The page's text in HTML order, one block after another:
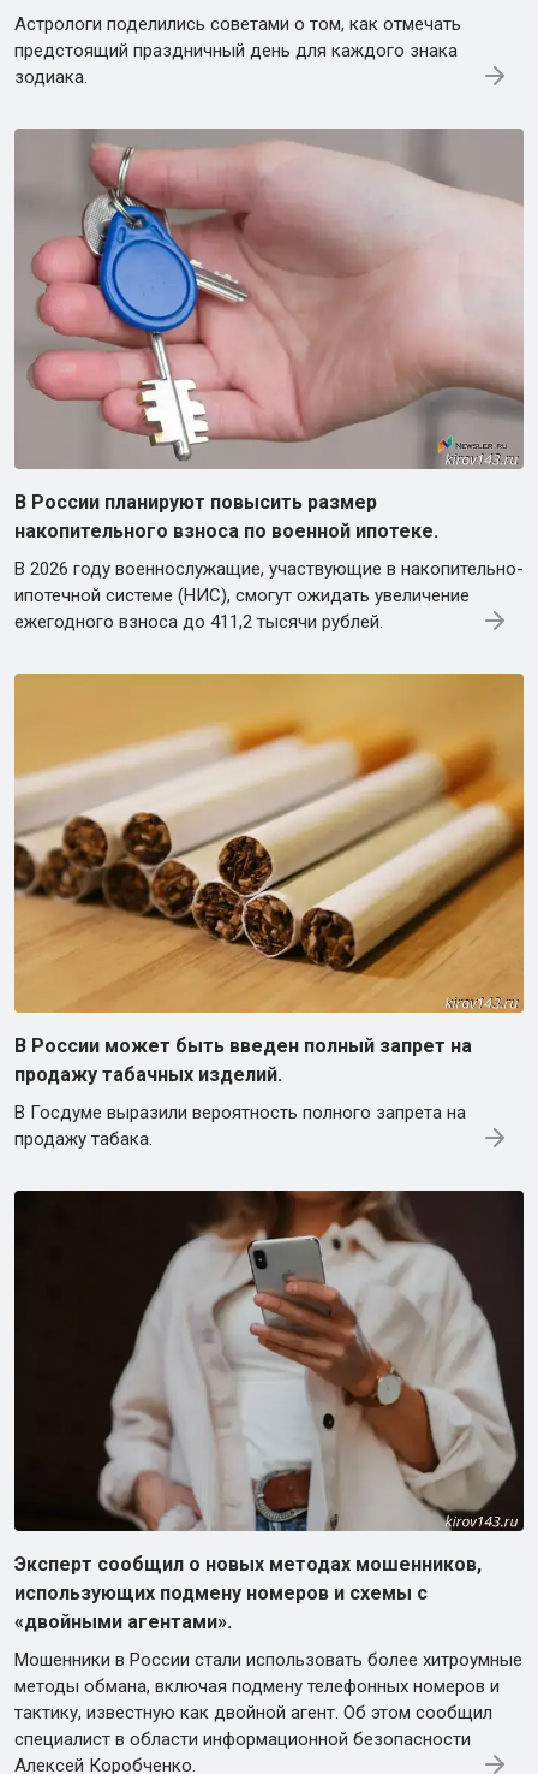
Астрологи поделились советами о том, как отмечать
предстоящий праздничный день для каждого знака
зодиака.
В России планируют повысить размер
накопительного взноса по военной ипотеке.
В 2026 году военнослужащие, участвующие в накопительно-
ипотечной системе (НИС), смогут ожидать увеличение
ежегодного взноса до 411,2 тысячи рублей.
В России может быть введен полный запрет на
продажу табачных изделий.
В Госдуме выразили вероятность полного запрета на
продажу табака.
Эксперт сообщил о новых методах мошенников,
использующих подмену номеров и схемы с
«двойными агентами».
Мошенники в России стали использовать более хитроумные
методы обмана, включая подмену телефонных номеров и
тактику, известную как двойной агент. Об этом сообщил
специалист в области информационной безопасности
Алексей Коробченко.